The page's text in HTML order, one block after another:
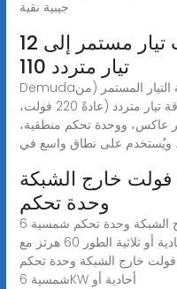
جيبية نقية
12 فولت 24 فولت 48 فولت تيار مستمر إلى
تيار متردد 110
Demudaمحول موجة جيبية نقية يُحوّل طاقة التيار المستمر (من
البطارية أو زجاجة التخزين) إلى طاقة تيار متردد (عادةً 220 فولت،
من جسر عاكس، ووحدة تحكم منطقية،
ويُستخدم على نطاق واسع في
موجة جيبية نقية 48 فولت خارج الشبكة
وحدة تحكم
موجة جيبية نقية 48 فولت خارج الشبكة وحدة تحكم شمسية 6KW
أحادية أو ثلاثية الطور 60 هرتز مع MPPT، يمكنك الحصول على مزيد
من التفاصيل حول موجة جيبية نقية 48 فولت خارج الشبكة وحدة تحكم
شمسية 6KW أحادية أو